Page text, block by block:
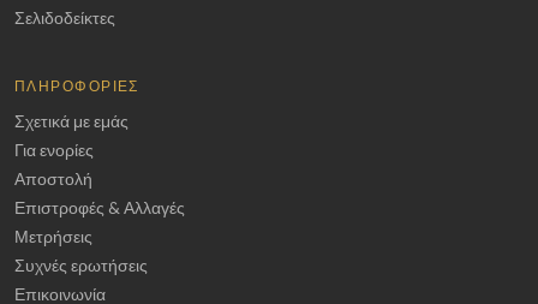
Σελιδοδείκτες
ΠΛΗΡΟΦΟΡΊΕΣ
Σχετικά με εμάς
Για ενορίες
Αποστολή
Επιστροφές & Αλλαγές
Μετρήσεις
Συχνές ερωτήσεις
Επικοινωνία